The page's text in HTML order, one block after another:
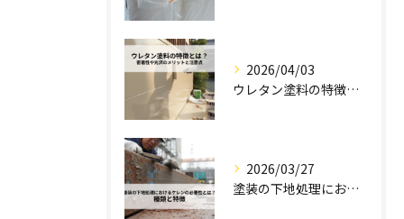
2026/04/03
ウレタン塗料の特徴とは？密着性や光沢のメリットと注意点を解説！
2026/03/27
塗装の下地処理におけるケレンの必要性とは？種類と特徴を解説！